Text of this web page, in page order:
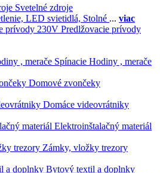
Svetelné zdroje
LED svietidlá, Stolné ... viac
Predlžovacie prívody
Spínacie Hodiny , merače
Domové zvončeky
Domáce videovrátniky
Elektroinštalačný materiál
Zámky, vložky trezory
Bytový textil a doplnky